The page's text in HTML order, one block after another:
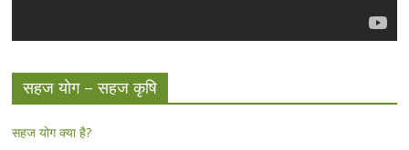
सहज योग – सहज कृषि
सहज योग क्या है?